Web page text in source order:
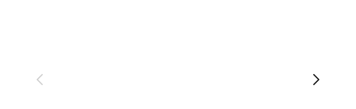
Совместимость с Apple Watch